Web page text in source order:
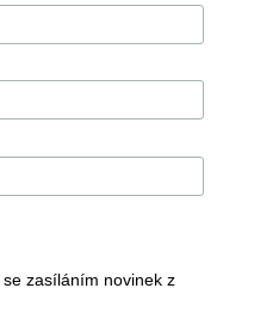
zasíláním novinek z